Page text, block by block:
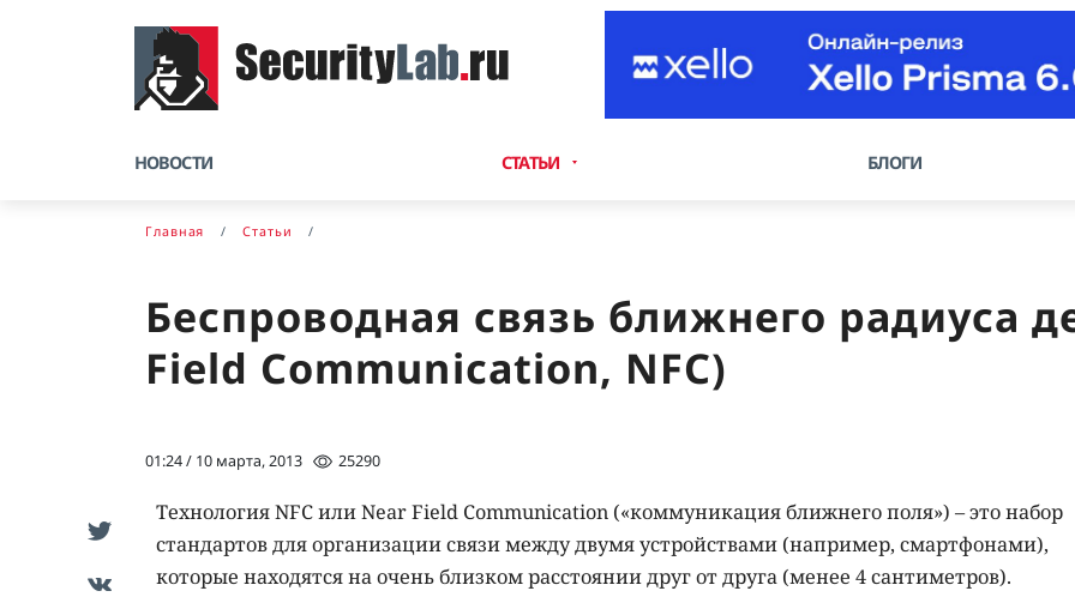
НОВОСТИ СТАТЬИ БЛОГИ
Главная Статьи
Беспроводная связь ближнего радиуса
Field Communication, NFC)
01:24 / 10 марта, 2013 25290
Технология NFC или Near Field Communication («коммуникация ближнего поля») – это набор
стандартов для организации связи между двумя устройствами (например, смартфонами),
которые находятся на очень близком расстоянии друг от друга (менее 4 сантиметров).